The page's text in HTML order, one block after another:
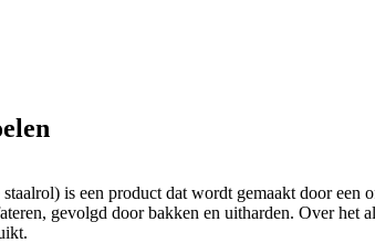
is een product dat wordt gemaakt door een
gevolgd door bakken en uitharden. Over